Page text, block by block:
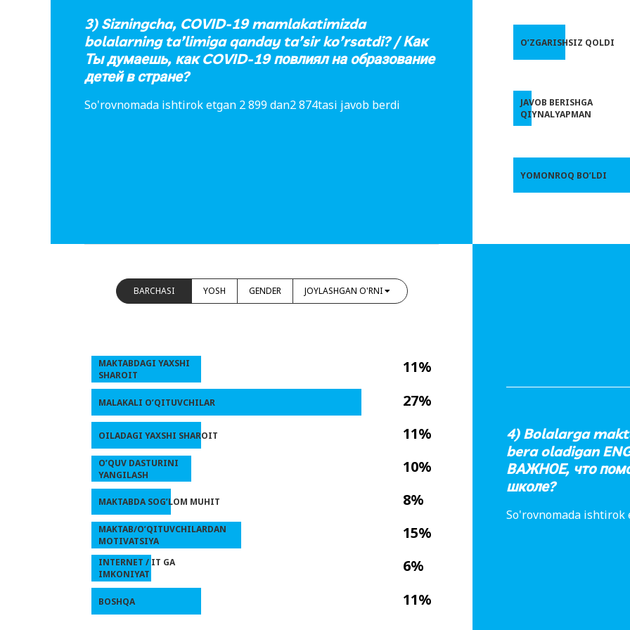
3) Sizningcha, COVID-19 mamlakatimizda
bolalarning ta’limiga qanday ta’sir ko’rsatdi? / Как
Ты думаешь, как COVID-19 повлиял на образование
детей в стране?
So'rovnomada ishtirok etgan 2 899 dan2 874tasi javob berdi
O’ZGARISHSIZ QOLDI
JAVOB BERISHGA
QIYNALYAPMAN
YOMONROQ BO’LDI
4) Bolalarga
bera oladigan
ВАЖНОЕ, что
школе?
So'rovnomada ishtirok
BARCHASI YOSH GENDER JOYLASHGAN O'RNI
11%
27%
11%
10%
8%
15%
6%
11%
MAKTABDAGI YAXSHI
SHAROIT
MALAKALI O’QITUVCHILAR
OILADAGI YAXSHI SHAROIT
O’QUV DASTURINI
YANGILASH
MAKTABDA SOG’LOM MUHIT
MAKTAB/O’QITUVCHILARDAN
MOTIVATSIYA
INTERNET / IT GA
IMKONIYAT
BOSHQA